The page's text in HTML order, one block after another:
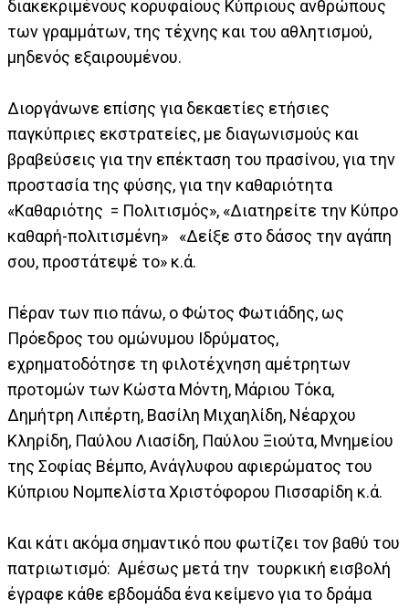
διακεκριμένους κορυφαίους Κύπριους ανθρώπους
των γραμμάτων, της τέχνης και του αθλητισμού,
μηδενός εξαιρουμένου.
Διοργάνωνε επίσης για δεκαετίες ετήσιες
παγκύπριες εκστρατείες, με διαγωνισμούς και
βραβεύσεις για την επέκταση του πρασίνου, για την
προστασία της φύσης, για την καθαριότητα
«Καθαριότης = Πολιτισμός», «Διατηρείτε την Κύπρο
καθαρή-πολιτισμένη» «Δείξε στο δάσος την αγάπη
σου, προστάτεψέ το» κ.ά.
Πέραν των πιο πάνω, ο Φώτος Φωτιάδης, ως
Πρόεδρος του ομώνυμου Ιδρύματος,
εχρηματοδότησε τη φιλοτέχνηση αμέτρητων
προτομών των Κώστα Μόντη, Μάριου Τόκα,
Δημήτρη Λιπέρτη, Βασίλη Μιχαηλίδη, Νέαρχου
Κληρίδη, Παύλου Λιασίδη, Παύλου Ξιούτα, Μνημείου
της Σοφίας Βέμπο, Ανάγλυφου αφιερώματος του
Κύπριου Νομπελίστα Χριστόφορου Πισσαρίδη κ.ά.
Και κάτι ακόμα σημαντικό που φωτίζει τον βαθύ του
πατριωτισμό: Αμέσως μετά την τουρκική εισβολή
έγραφε κάθε εβδομάδα ένα κείμενο για το δράμα